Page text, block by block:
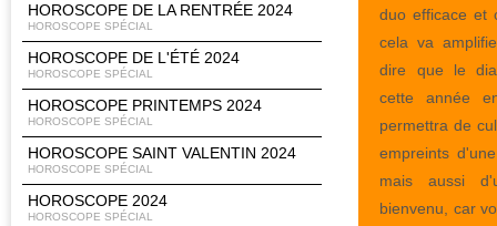
HOROSCOPE DE LA RENTRÉE 2024
HOROSCOPE SPÉCIAL
HOROSCOPE DE L'ÉTÉ 2024
HOROSCOPE SPÉCIAL
HOROSCOPE PRINTEMPS 2024
HOROSCOPE SPÉCIAL
HOROSCOPE SAINT VALENTIN 2024
HOROSCOPE SPÉCIAL
HOROSCOPE 2024
HOROSCOPE SPÉCIAL
duo efficace et
cela va
dire que le
cette année
permettra de
empreints
mais aussi
bienvenu, car